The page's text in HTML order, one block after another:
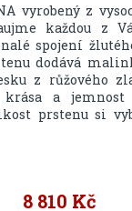
vyrobený z
každou z
spojení
dodává
z růžového
a jemnost
prstenu si
8 810 Kč